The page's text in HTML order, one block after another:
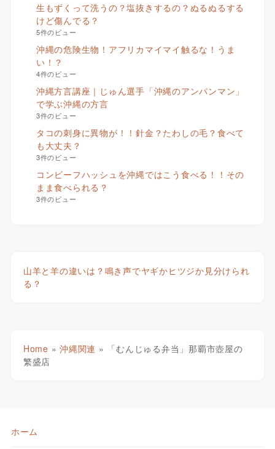
生もずくって洗うの？塩抜きするの？ぬるぬるする
けど傷んでる？
5件のビュー
沖縄の危険生物！アフリカマイマイ触るな！うま
い！？
4件のビュー
沖縄方言講座｜じゅん選手「沖縄のアンパンマン」
で学ぶ沖縄の方言
3件のビュー
タコの刺身に異物が！！針金？たわしの毛？食べて
も大丈夫？
3件のビュー
コンビーフハッシュを沖縄ではこう食べる！！その
まま食べられる？
3件のビュー
山羊と羊の違いは？鳴き声でヤギかヒツジか見分けられ
る？
Home » 沖縄関連 » 「むんじゅる弁当」那覇市壺屋の
繁盛店
ホーム